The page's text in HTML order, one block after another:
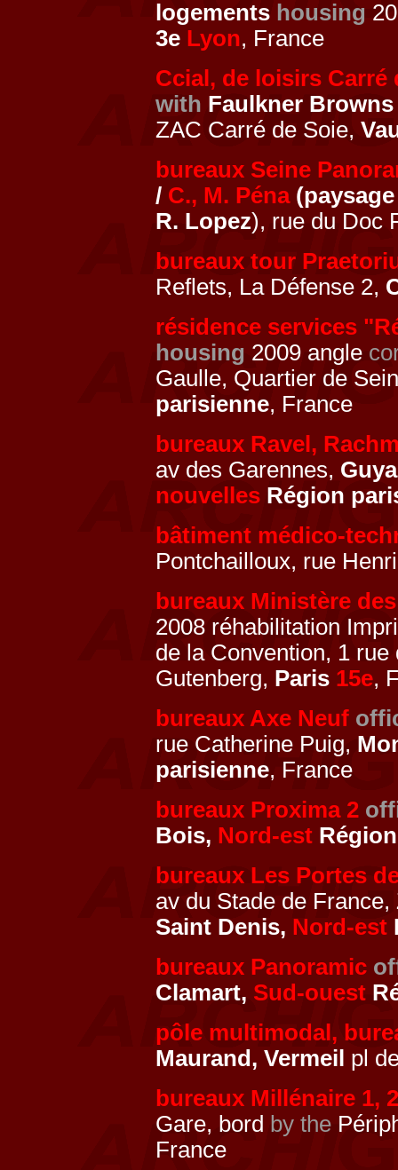
logements housing
3e Lyon, France
Ccial, de loisirs Carré
with Faulkner
ZAC Carré de Soie,
bureaux Seine
/ C., M. Péna
R. Lopez), rue du Doc
bureaux tour
Reflets, La Défense 2,
résidence services
housing 2009 angle
Gaulle, Quartier de
parisienne, France
bureaux Ravel,
av des Garennes,
nouvelles Région
bâtiment médico-
Pontchailloux, rue
bureaux Ministère
2008 réhabilitation
de la Convention, 1
Gutenberg, Paris 15e,
bureaux Axe Neuf
rue Catherine Puig,
parisienne, France
bureaux Proxima 2
Bois, Nord-est
bureaux Les Portes
av du Stade de
Saint Denis, Nord-est
bureaux Panoramic
Clamart, Sud-ouest
pôle multimodal,
Maurand, Vermeil pl
bureaux Millénaire 1, 2
Gare, bord by the
France